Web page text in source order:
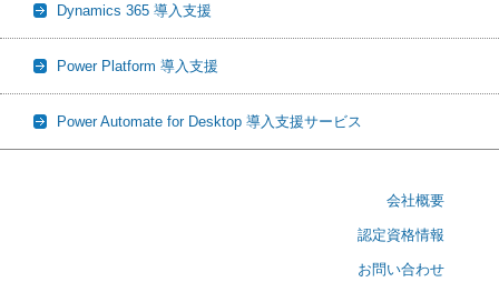
Dynamics 365 導入支援
Power Platform 導入支援
Power Automate for Desktop 導入支援サービス
会社概要
認定資格情報
お問い合わせ